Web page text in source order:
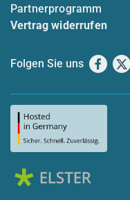
Partnerprogramm
Vertrag widerrufen
Folgen Sie uns X